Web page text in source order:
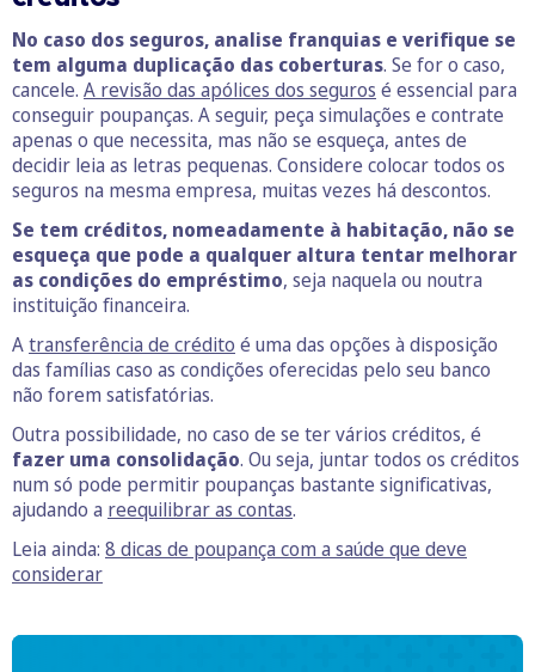
No caso dos seguros, analise franquias e verifique se
tem alguma duplicação das coberturas. Se for o caso,
cancele. A revisão das apólices dos seguros é essencial para
conseguir poupanças. A seguir, peça simulações e contrate
apenas o que necessita, mas não se esqueça, antes de
decidir leia as letras pequenas. Considere colocar todos os
seguros na mesma empresa, muitas vezes há descontos.
Se tem créditos, nomeadamente à habitação, não se
esqueça que pode a qualquer altura tentar melhorar
as condições do empréstimo, seja naquela ou noutra
instituição financeira.
Atransferência de crédito é uma das opções à disposição
das famílias caso as condições oferecidas pelo seu banco
não forem satisfatórias.
Outra possibilidade, no caso de se ter vários créditos, é
fazer uma consolidação. Ou seja, juntar todos os créditos
num só pode permitir poupanças bastante significativas,
ajudando a reequilibrar as contas.
Leia ainda: 8 dicas de poupança com a saúde que deve
considerar